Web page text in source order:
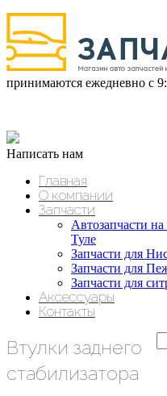
принимаются ежедневно с
Написать нам
Главная
О компании
Запчасти
Автозапчасти
Туле
Запчасти для
Запчасти для
Запчасти для
Аксессуары
Контакты
Втулки заднего
стабилизатора